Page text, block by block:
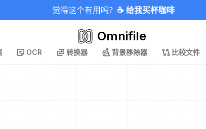
觉得这个有用吗？ ☕ 给我买杯咖啡
Omnifile
OCR 转换器 背景移除器 比较文件